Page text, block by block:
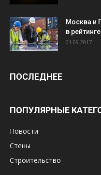
Москва и
в
01.09.2017
ПОСЛЕДНЕЕ
ПОПУЛЯРНЫЕ
Новости
Стены
Строительство